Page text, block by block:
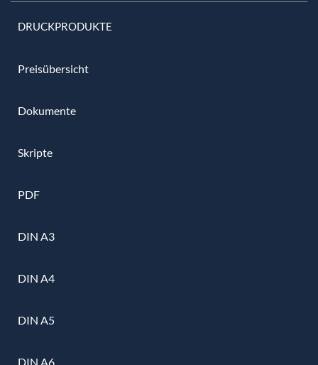
DRUCKPRODUKTE
Preisübersicht
Dokumente
Skripte
PDF
DIN A3
DIN A4
DIN A5
DIN A6